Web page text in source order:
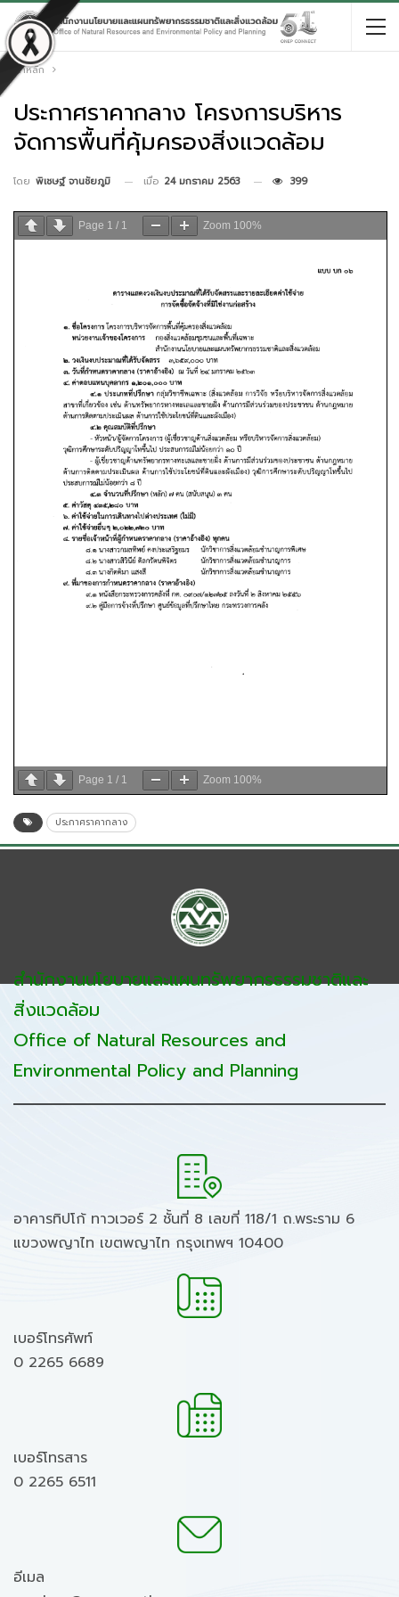
หน้าหลัก
ประกาศราคากลาง โครงการบริหาร
จัดการพื้นที่คุ้มครองสิ่งแวดล้อม
โดย พิเชษฐ์ จานชัยภูมิ เมื่อ 24 มกราคม 2563 399
Page 1 / 1 Zoom 100%
Page 1 / 1 Zoom 100%
ประกาศราคากลาง
สำนักงานนโยบายและแผนทรัพยากรธรรมชาติและ
สิ่งแวดล้อม
Office of Natural Resources and
Environmental Policy and Planning
อาคารทิปโก้ ทาวเวอร์ 2 ชั้นที่ 8 เลขที่ 118/1 ถ.พระราม 6
แขวงพญาไท เขตพญาไท กรุงเทพฯ 10400
เบอร์โทรศัพท์
0 2265 6689
เบอร์โทรสาร
0 2265 6511
อีเมล